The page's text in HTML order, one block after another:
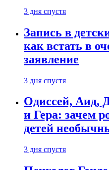
3 дня спустя
Запись в
как встать в
заявление
3 дня спустя
Одиссей, Аид,
и Гера: зачем
детей
3 дня спустя